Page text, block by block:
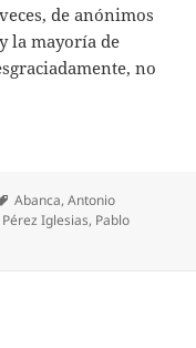
de anónimos
la mayoría de
no
Etiquetas
Abanca,Antonio
Iglesias, Pablo